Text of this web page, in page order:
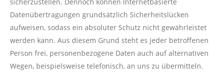
Datenübertragungen grundsätzlich Sicherheitslücken
aufweisen, sodass ein absoluter Schutz nicht gewährleistet
werden kann. Aus diesem Grund steht es jeder betroffenen
Person frei, personenbezogene Daten auch auf alternativen
Wegen, beispielsweise telefonisch, an uns zu übermitteln.